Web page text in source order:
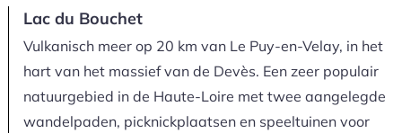
Lac du Bouchet
Vulkanisch meer op 20 km van Le Puy-en-Velay, in het
hart van het massief van de Devès. Een zeer populair
natuurgebied in de Haute-Loire met twee aangelegde
wandelpaden, picknickplaatsen en speeltuinen voor